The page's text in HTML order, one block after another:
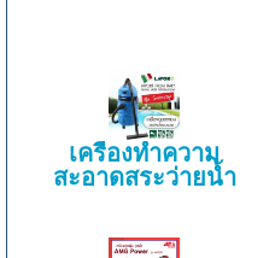
เครื่องทำความ
สะอาดสระว่ายน้ำ